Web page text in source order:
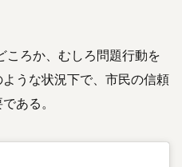
ころか、むしろ問題行動を
うな状況下で、市民の信頼
ある。